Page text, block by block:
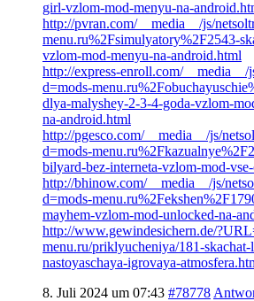
girl-vzlom-mod-menyu-na-
http://pvran.com/__media__/js/
menu.ru%2Fsimulyatory%2F2543-
vzlom-mod-menyu-na-android.html
http://express-enroll.com/__media__/
d=mods-
dlya-malyshey-2-3-4-goda-vzlom-
na-android.html
http://pgesco.com/__media__/js/
d=mods-
bilyard-bez-interneta-vzlom-mod-
http://bhinow.com/__media__/js/
d=mods-
mayhem-vzlom-mod-unlocked-na-
http://www.gewindesichern.de/
menu.ru/priklyucheniya/181-
nastoyaschaya-igrovaya-
8. Juli 2024 um 07:43 #78778